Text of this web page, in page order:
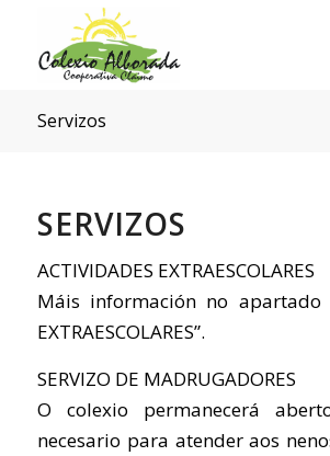
Servizos
SERVIZOS
ACTIVIDADES EXTRAESCOLARES
Máis información no apartado
EXTRAESCOLARES”.
SERVIZO DE MADRUGADORES
O colexio permanecerá
necesario para atender aos